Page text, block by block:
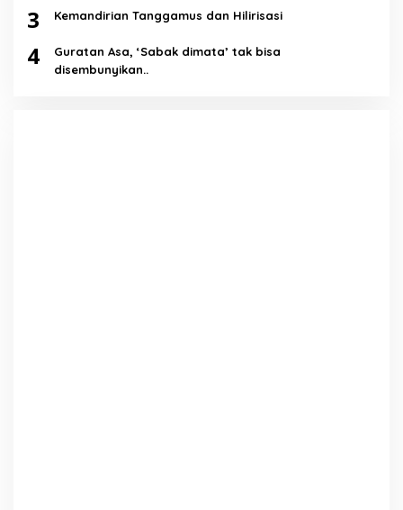
3 Kemandirian Tanggamus dan Hilirisasi
4
Guratan Asa, ‘Sabak dimata’ tak bisa
disembunyikan..